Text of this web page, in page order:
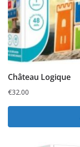
Château Logique
€32.00